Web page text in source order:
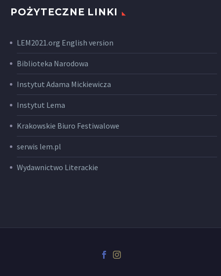
POŻYTECZNE LINKI
LEM2021.org English version
Biblioteka Narodowa
Instytut Adama Mickiewicza
Instytut Lema
Krakowskie Biuro Festiwalowe
serwis lem.pl
Wydawnictwo Literackie